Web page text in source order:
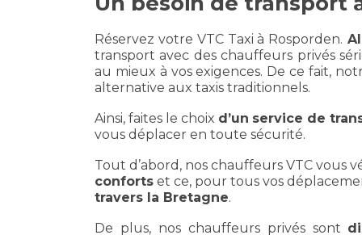
Réservez votre VTC Taxi à Rosporden.
transport avec des chauffeurs privés
au mieux à vos exigences. De ce fait,
alternative aux taxis traditionnels.
Ainsi, faites le choix d’un service de
vous déplacer en toute sécurité.
Tout d’abord, nos chauffeurs VTC vous
conforts et ce, pour tous vos
travers la Bretagne.
De plus, nos chauffeurs privés sont